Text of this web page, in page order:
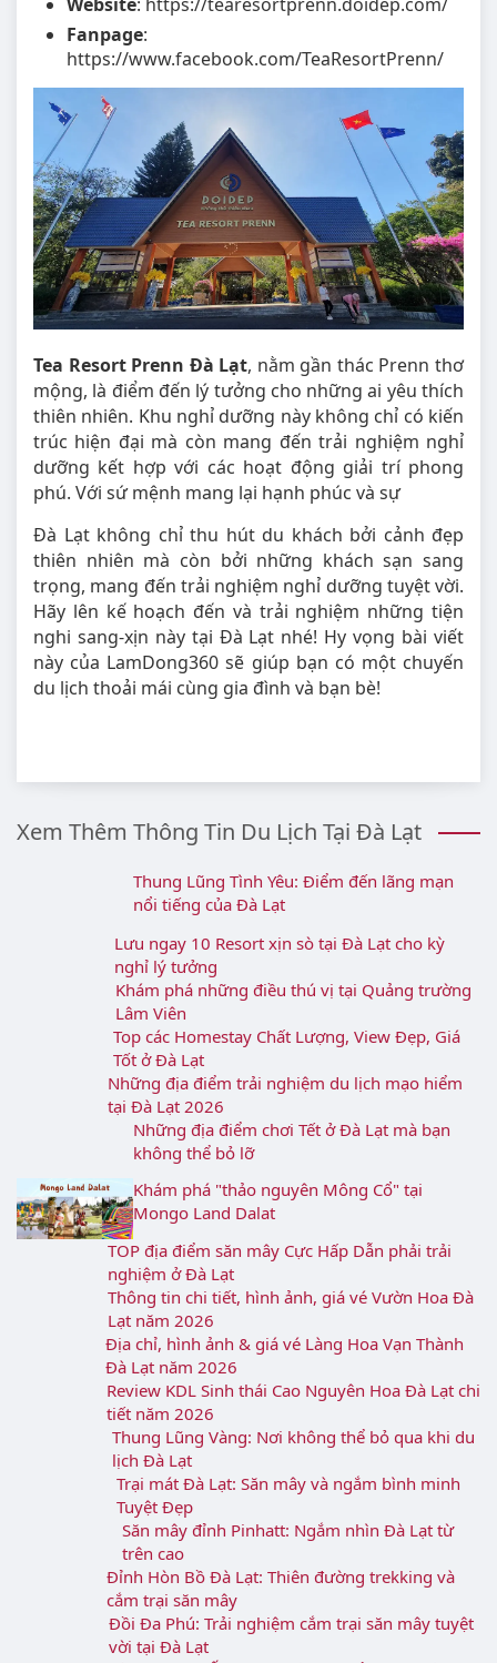
Fanpage:
https://www.facebook.com/TeaResortPrenn/
Tea Resort Prenn Đà Lạt, nằm gần thác Prenn thơ
mộng, là điểm đến lý tưởng cho những ai yêu thích
thiên nhiên. Khu nghỉ dưỡng này không chỉ có kiến
trúc hiện đại mà còn mang đến trải nghiệm nghỉ
dưỡng kết hợp với các hoạt động giải trí phong
phú. Với sứ mệnh mang lại hạnh phúc và sự
Đà Lạt không chỉ thu hút du khách bởi cảnh đẹp
thiên nhiên mà còn bởi những khách sạn sang
trọng, mang đến trải nghiệm nghỉ dưỡng tuyệt vời.
Hãy lên kế hoạch đến và trải nghiệm những tiện
nghi sang-xịn này tại Đà Lạt nhé! Hy vọng bài viết
này của LamDong360 sẽ giúp bạn có một chuyến
du lịch thoải mái cùng gia đình và bạn bè!
Xem Thêm Thông Tin Du Lịch Tại Đà Lạt
Thung Lũng Tình Yêu: Điểm đến lãng mạn
nổi tiếng của Đà Lạt
Lưu ngay 10 Resort xịn sò tại Đà Lạt cho kỳ
nghỉ lý tưởng
Khám phá những điều thú vị tại Quảng
trường Lâm Viên
Top các Homestay Chất Lượng, View Đẹp, Giá
Tốt ở Đà Lạt
Những địa điểm trải nghiệm du lịch mạo
hiểm tại Đà Lạt 2026
Những địa điểm chơi Tết ở Đà Lạt mà bạn
không thể bỏ lỡ
Khám phá "thảo nguyên Mông Cổ" tại
Mongo Land Dalat
TOP địa điểm săn mây Cực Hấp Dẫn phải trải
nghiệm ở Đà Lạt
Thông tin chi tiết, hình ảnh, giá vé Vườn Hoa
Đà Lạt năm 2026
Địa chỉ, hình ảnh & giá vé Làng Hoa Vạn
Thành Đà Lạt năm 2026
Review KDL Sinh thái Cao Nguyên Hoa Đà Lạt
chi tiết năm 2026
Thung Lũng Vàng: Nơi không thể bỏ qua khi
du lịch Đà Lạt
Trại mát Đà Lạt: Săn mây và ngắm bình minh
Tuyệt Đẹp